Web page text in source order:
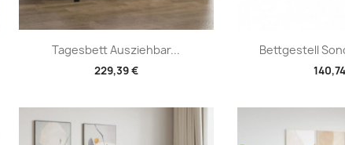
Tagesbett Ausziehbar...
229,39 €
Vorschau Bettgestell
